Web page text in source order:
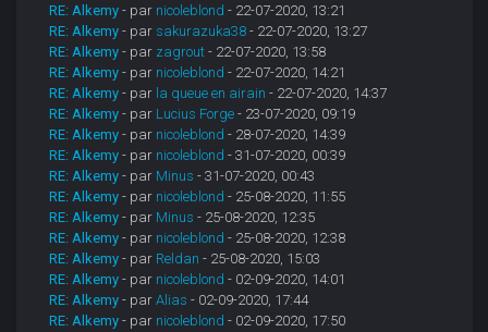
RE: Alkemy - par nicoleblond - 22-07-2020, 13:21
RE: Alkemy - par sakurazuka38 - 22-07-2020, 13:27
RE: Alkemy - par zagrout - 22-07-2020, 13:58
RE: Alkemy - par nicoleblond - 22-07-2020, 14:21
RE: Alkemy - par la queue en airain - 22-07-2020, 14:37
RE: Alkemy - par Lucius Forge - 23-07-2020, 09:19
RE: Alkemy - par nicoleblond - 28-07-2020, 14:39
RE: Alkemy - par nicoleblond - 31-07-2020, 00:39
RE: Alkemy - par Minus - 31-07-2020, 00:43
RE: Alkemy - par nicoleblond - 25-08-2020, 11:55
RE: Alkemy - par Minus - 25-08-2020, 12:35
RE: Alkemy - par nicoleblond - 25-08-2020, 12:38
RE: Alkemy - par Reldan - 25-08-2020, 15:03
RE: Alkemy - par nicoleblond - 02-09-2020, 14:01
RE: Alkemy - parAlias - 02-09-2020, 17:44
RE: Alkemy - par nicoleblond - 02-09-2020, 17:50